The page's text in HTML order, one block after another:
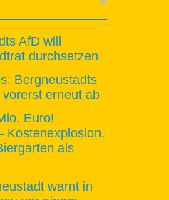
AfD will
durchsetzen
Bergneustadts
erneut ab
Euro!
Kostenexplosion,
als
warnt in